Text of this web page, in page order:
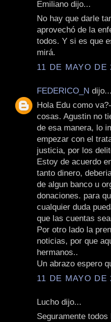
Emiliano dijo...
No hay que darle
aprovechó de la
todos. Y si es que
mirá.
11 DE MAYO DE
FEDERICO_N dijo...
Hola Edu como
cosas. Agustin no
de esa manera, lo
empezar con el
justicia, por los
Estoy de acuerdo
tanto dinero,
de algun banco u
donaciones. para
cualquier duda
que las cuentas
Por otro lado la
noticias, por que
hermanos..
Un abrazo espero
11 DE MAYO DE
Lucho dijo...
Seguramente